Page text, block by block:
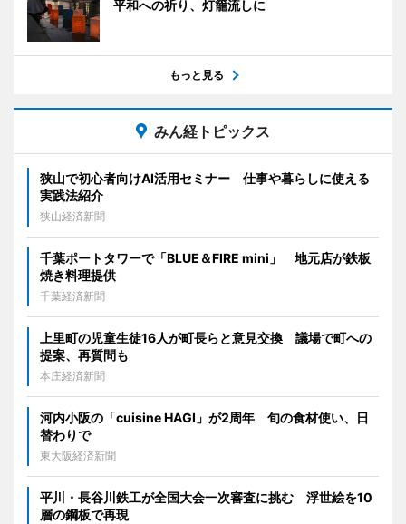
平和への祈り、灯籠流しに
もっと見る
みん経トピックス
狭山で初心者向けAI活用セミナー 仕事や暮らしに使える
実践法紹介
狭山経済新聞
千葉ポートタワーで「BLUE＆FIRE mini」 地元店が鉄板
焼き料理提供
千葉経済新聞
上里町の児童生徒16人が町長らと意見交換 議場で町への
提案、再質問も
本庄経済新聞
河内小阪の「cuisine HAGI」が2周年 旬の食材使い、日
替わりで
東大阪経済新聞
平川・長谷川鉄工が全国大会一次審査に挑む 浮世絵を10
層の鋼板で再現